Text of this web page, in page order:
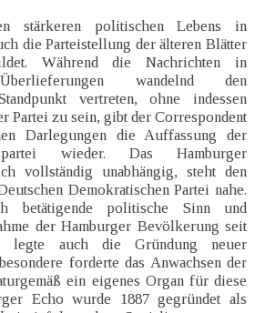
stärkeren politischen Lebens in
die Parteistellung der älteren Blätter
Während die Nachrichten in
wandelnd den
vertreten, ohne indessen
Partei zu sein, gibt der Correspondent
Darlegungen die Auffassung der
wieder. Das Hamburger
vollständig unabhängig, steht den
Demokratischen Partei nahe.
betätigende politische Sinn und
der Hamburger Bevölkerung seit
legte auch die Gründung neuer
forderte das Anwachsen der
ein eigenes Organ für diese
Echo wurde 1887 gegründet als